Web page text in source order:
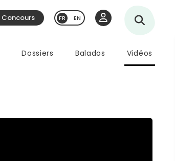
Dossiers Balados Vidéos
Concours EN